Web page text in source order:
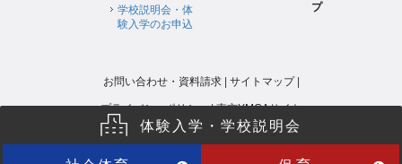
体験入学・学校説明会
学校説明会・体
験入学のお申込
プ
お問い合わせ・資料請求| サイトマップ|
プライバシーポリシー|東京YMCAサイト